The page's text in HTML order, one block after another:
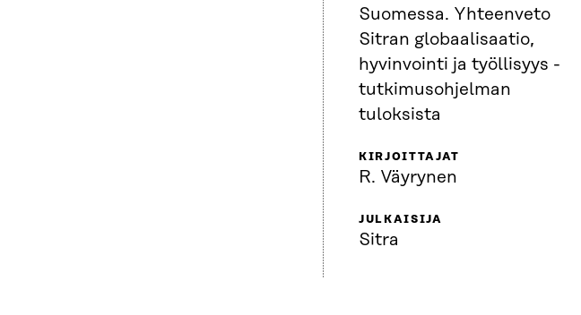
Suomessa. Yhteenveto
Sitran globaalisaatio,
hyvinvointi ja työllisyys -
tutkimusohjelman
tuloksista
KIRJOITTAJAT
R. Väyrynen
JULKAISIJA
Sitra